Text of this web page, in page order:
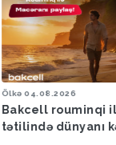
Ölkə 04.08.2026
Bakcell rouminqi
tətilində dünyanı